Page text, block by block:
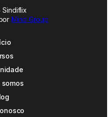
Mind Group
somos